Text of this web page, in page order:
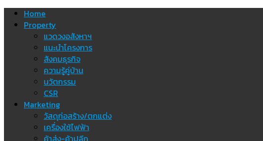
Skip Home
Property
แวดวงอสังหาฯ
แนะนำโครงการ
สังคมธุรกิจ
ความรู้คู่บ้าน
นวัตกรรม
CSR
Marketing
วัสดุก่อสร้าง/ตกแต่ง
เครื่องใช้ไฟฟ้า
ค้าส่ง-ค้าปลีก